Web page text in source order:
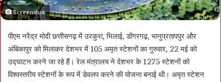
Screenshot
पीएम नरेंद्र मोदी छत्तीसगढ़ में उरकुरा, भिलाई, डोंगरगढ़, भानुप्रतापपुर और
अंबिकापुर को मिलाकर देशभर में 105 अमृत स्टेशनों का गुरुवार, 22 मई को
उद्घाटन करने जा रहे हैं। रेल मंत्रालय ने देशभर के 1275 स्टेशनों को
विश्वस्तरीय स्टेशनों के रूप में डेवलप करने की योजना बनाई थी। अमृत स्टेशन